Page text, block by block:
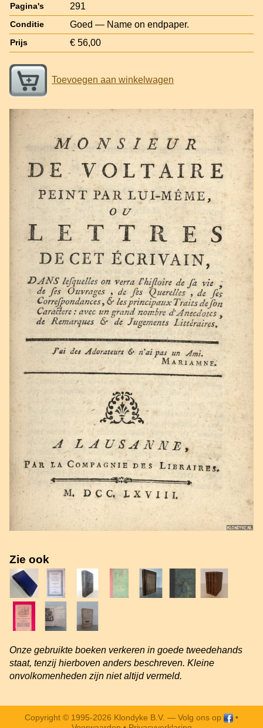
Pagina's 291
Conditie Goed — Name on endpaper.
Prijs € 56,00
Toevoegen aan winkelwagen
Zie ook
Onze gebruikte boeken verkeren in goede tweedehands
staat, tenzij hierboven anders beschreven. Kleine
onvolkomenheden zijn niet altijd vermeld.
Copyright © 1995-2026 Klondyke B.V. — Volg ons op
•